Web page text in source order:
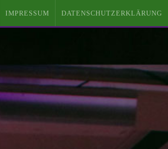
IMPRESSUM DATENSCHUTZERKLÄRUNG